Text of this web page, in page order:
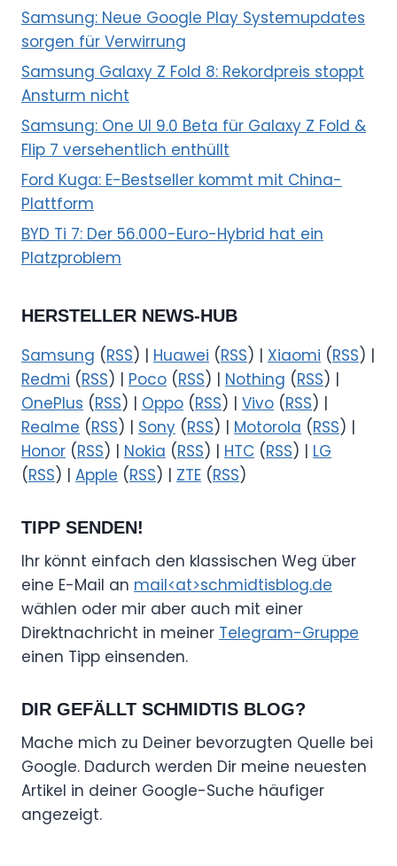
Samsung: Neue Google Play Systemupdates
sorgen für Verwirrung
Samsung Galaxy Z Fold 8: Rekordpreis stoppt
Ansturm nicht
Samsung: One UI 9.0 Beta für Galaxy Z Fold &
Flip 7 versehentlich enthüllt
Ford Kuga: E-Bestseller kommt mit China-
Plattform
BYD Ti 7: Der 56.000-Euro-Hybrid hat ein
Platzproblem
HERSTELLER NEWS-HUB
Samsung (RSS) | Huawei (RSS) | Xiaomi (RSS) |
Redmi (RSS) | Poco (RSS) | Nothing (RSS) |
OnePlus (RSS) | Oppo (RSS) | Vivo (RSS) |
Realme (RSS) | Sony (RSS) | Motorola (RSS) |
Honor (RSS) | Nokia (RSS) | HTC (RSS) | LG
(RSS) | Apple (RSS) | ZTE (RSS)
TIPP SENDEN!
Ihr könnt einfach den klassischen Weg über
eine E-Mail an mail<at>schmidtisblog.de
wählen oder mir aber auch mit einer
Direktnachricht in meiner Telegram-Gruppe
einen Tipp einsenden.
DIR GEFÄLLT SCHMIDTIS BLOG?
Mache mich zu Deiner bevorzugten Quelle bei
Google. Dadurch werden Dir meine neuesten
Artikel in deiner Google-Suche häufiger
angezeigt.